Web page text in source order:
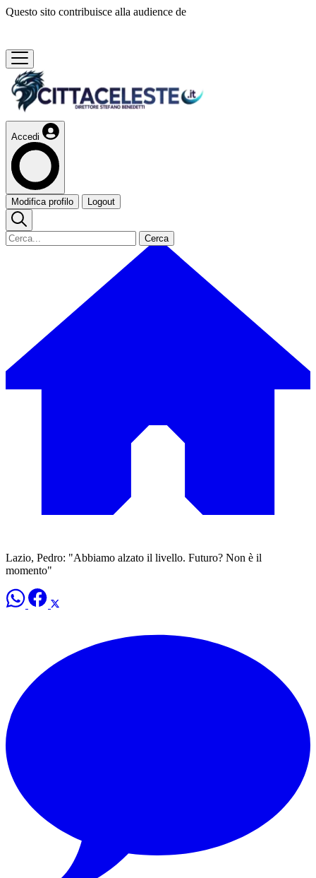
Questo sito contribuisce alla audience de
Accedi
Modifica profilo Logout
Cerca
Lazio, Pedro: "Abbiamo alzato il livello. Futuro? Non è il
momento"